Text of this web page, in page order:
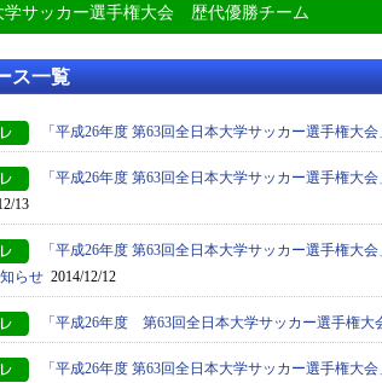
学サッカー選手権大会 歴代優勝チーム
ス一覧
「平成26年度 第63回全日本大学サッカー選手権大
「平成26年度 第63回全日本大学サッカー選手権大
13
「平成26年度 第63回全日本大学サッカー選手権大
らせ 2014/12/12
「平成26年度 第63回全日本大学サッカー選手権大
「平成26年度 第63回全日本大学サッカー選手権大